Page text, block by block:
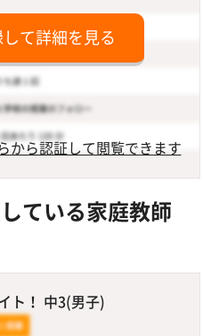
て詳細を見る
から認証して閲覧できます
ている家庭教師
ト！ 中3(男子)